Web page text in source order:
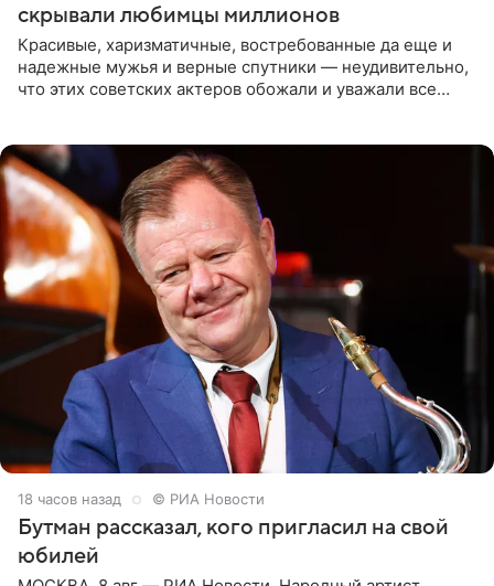
скрывали любимцы миллионов
Красивые, харизматичные, востребованные да еще и
надежные мужья и верные спутники — неудивительно,
что этих советских актеров обожали и уважали все
18 часов назад © РИА Новости
Бутман рассказал, кого пригласил на свой
юбилей